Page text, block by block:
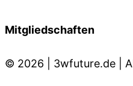
Mitgliedschaften
© 2026 | 3wfuture.de |